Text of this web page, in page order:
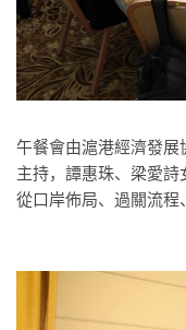
午餐會由滬港經濟發
主持，譚惠珠、梁愛詩
從口岸佈局、過關流程